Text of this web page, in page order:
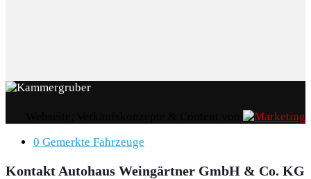
0 Gemerkte Fahrzeuge
Kontakt Autohaus Weingärtner GmbH & Co. KG